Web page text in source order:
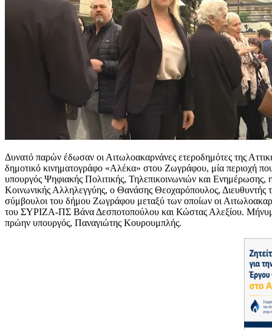
Δυνατό παρών έδωσαν οι Αιτωλοακαρνάνες ετεροδημότες της
δημοτικό κινηματογράφο «Αλέκα» στου Ζωγράφου, μία περιοχή
υπουργός Ψηφιακής Πολιτικής, Τηλεπικοινωνιών και
Κοινωνικής Αλληλεγγύης, ο Θανάσης Θεοχαρόπουλος,
σύμβουλοι του δήμου Ζωγράφου μεταξύ των οποίων οι
του ΣΥΡΙΖΑ-ΠΣ Βάνα Δεσποτοπούλου και Κώστας Αλεξίου.
πρώην υπουργός, Παναγιώτης Κουρουμπλής.